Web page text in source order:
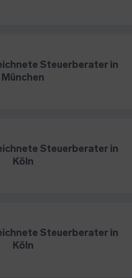
Steuerberater in
München
Steuerberater in
Köln
Steuerberater in
Köln